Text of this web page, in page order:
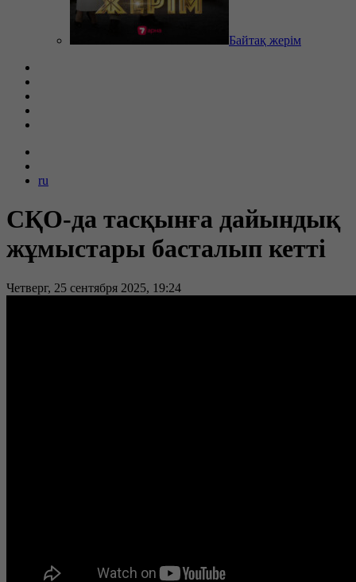
Байтақ жерім
ru
СҚО-да тасқынға дайындық
жұмыстары басталып кетті
Четверг, 25 сентября 2025, 19:24